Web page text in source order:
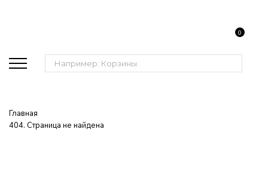
Поиск:
0
Главная
404. Страница не найдена